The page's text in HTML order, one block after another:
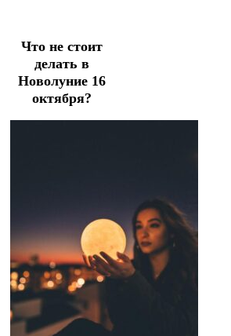
Что не стоит
делать в
Новолуние 16
октября?